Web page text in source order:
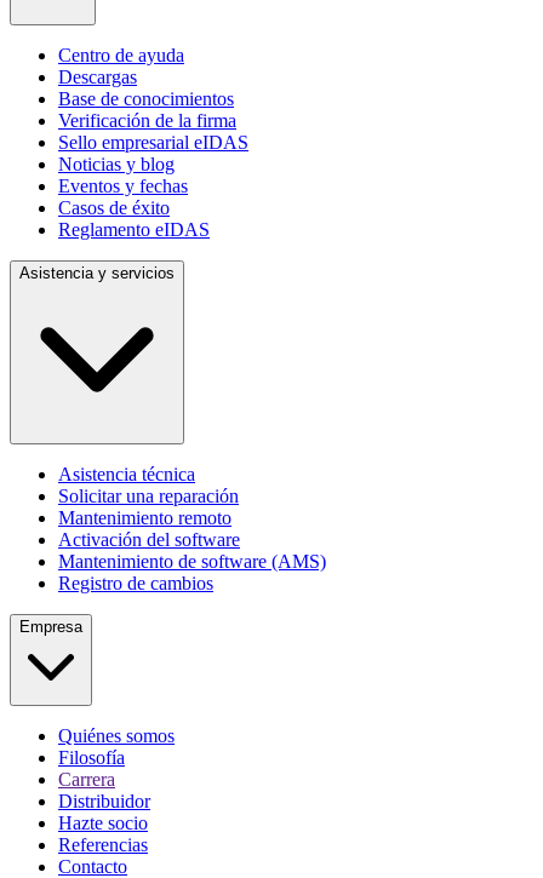
Centro de ayuda
Descargas
Base de conocimientos
Verificación de la firma
Sello empresarial eIDAS
Noticias y blog
Eventos y fechas
Casos de éxito
Reglamento eIDAS
Asistencia y servicios
Asistencia técnica
Solicitar una reparación
Mantenimiento remoto
Activación del software
Mantenimiento de software (AMS)
Registro de cambios
Empresa
Quiénes somos
Filosofía
Carrera
Distribuidor
Hazte socio
Referencias
Contacto